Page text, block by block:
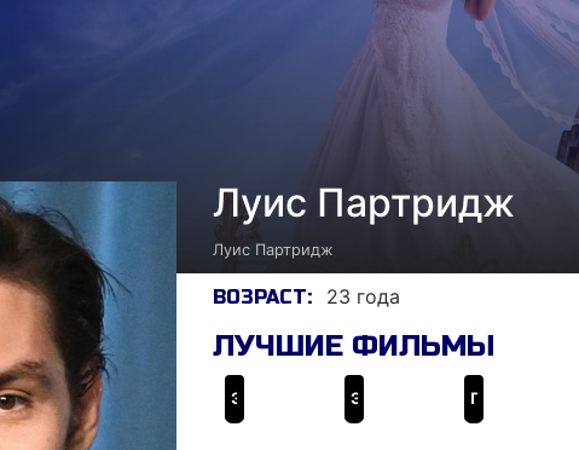
Луис Партридж
Луис Партридж
ВОЗРАСТ: 23 года
ЛУЧШИЕ ФИЛЬМЫ